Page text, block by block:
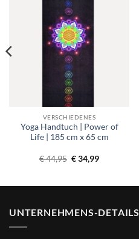
VERSCHIEDENES
Yoga Handtuch | Power of
Life | 185 cm x 65 cm
€44,95 Ursprünglicher
Preis
€34,99Aktueller
UNTERNEHMENS-DETAILS